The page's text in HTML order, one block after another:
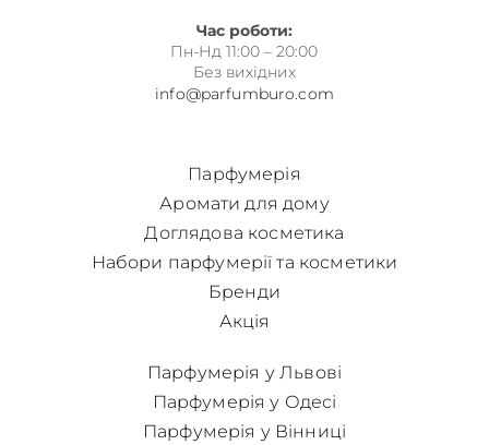
Час роботи:
Пн-Нд 11:00 – 20:00
Без вихідних
info@parfumburo.com
Парфумерія
Аромати для дому
Доглядова косметика
Набори парфумерії та косметики
Бренди
Акція
Парфумерія у Львові
Парфумерія у Одесі
Парфумерія у Вінниці